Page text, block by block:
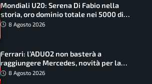
Mondiali U20: Serena Di Fabio nella
storia, oro dominio totale nei 5000 di
marcia
8 Agosto 2026
Ferrari: l’ADUO2 non basterà a
raggiungere Mercedes, novità per la
Macarena
8 Agosto 2026